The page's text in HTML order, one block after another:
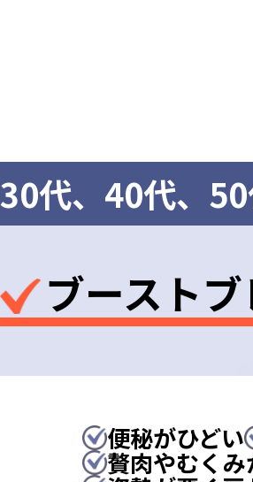
30代、40代、
ブースト
便秘がひどい
贅肉やむく